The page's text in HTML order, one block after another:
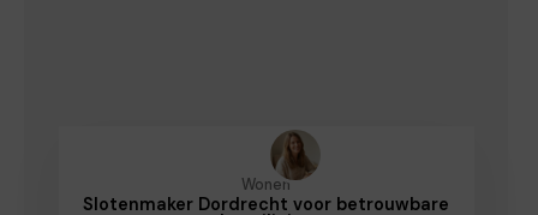
Wonen
Slotenmaker Dordrecht voor betrouwbare